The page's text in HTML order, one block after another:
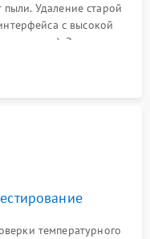
Удаление старой
с высокой
металла). Замена
консоли и подключение
температурного